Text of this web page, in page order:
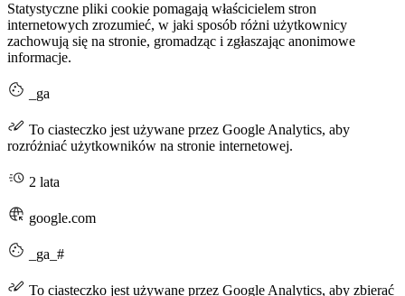
Statystyczne pliki cookie pomagają właścicielem stron
internetowych zrozumieć, w jaki sposób różni użytkownicy
zachowują się na stronie, gromadząc i zgłaszając anonimowe
informacje.
_ga
To ciasteczko jest używane przez Google Analytics, aby
rozróżniać użytkowników na stronie internetowej.
2 lata
google.com
_ga_#
To ciasteczko jest używane przez Google Analytics, aby zbierać